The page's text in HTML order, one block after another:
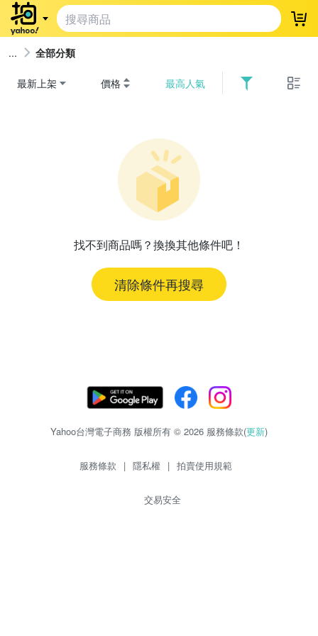
登
全部分類
最新上架 價格 最高人氣
找不到商品嗎？換換其他條件吧！
清除條件再搜尋
Yahoo台灣電子商務 版權所有 © 2026 服務條款(更新)
服務條款 | 隱私權 | 拍賣使用規範
交易安全